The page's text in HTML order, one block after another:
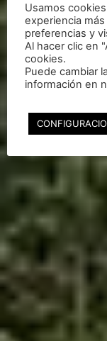
Usamos
experiencia
preferencias y
Al hacer clic en
cookies.
Puede cambiar
información en